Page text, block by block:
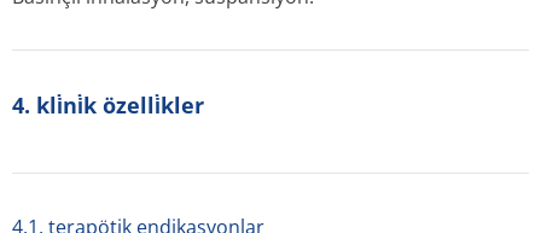
4. kli̇ni̇k özelli̇kler
4.1. terapötik endikasyonlar